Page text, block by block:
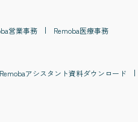
営業事務 Remoba医療事務
Remobaアシスタント資料ダウンロード